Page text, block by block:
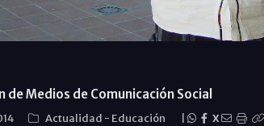
de Medios de Comunicación Social
Actualidad - Educación X